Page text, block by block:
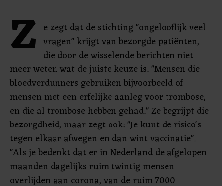
Z e zegt dat de stichting "ongelooflijk veel
vragen" krijgt van bezorgde patiënten,
die door de wisselende berichten niet
meer weten wat de juiste keuze is. "Mensen die
bloedverdunners gebruiken bijvoorbeeld of
mensen met een erfelijke aanleg voor trombose,
en die al trombose hebben gehad." Ze begrijpt die
bezorgdheid, maar zegt ook: "Je kunt de risico's
tegen elkaar afwegen en dan wint vaccinatie".
"Als je bedenkt dat er in Nederland de afgelopen
maanden dagelijks ruim twintig mensen
overlijden aan corona, van de ruim 7000